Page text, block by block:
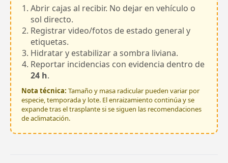
Abrir cajas al recibir. No dejar en vehículo o
sol directo.
Registrar video/fotos de estado general y
etiquetas.
Hidratar y estabilizar a sombra liviana.
Reportar incidencias con evidencia dentro de
24 h.
Nota técnica: Tamaño y masa radicular pueden variar por
especie, temporada y lote. El enraizamiento continúa y se
expande tras el trasplante si se siguen las recomendaciones
de aclimatación.